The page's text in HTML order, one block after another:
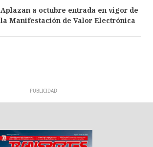
Aplazan a octubre entrada en vigor de
la Manifestación de Valor Electrónica
PUBLICIDAD